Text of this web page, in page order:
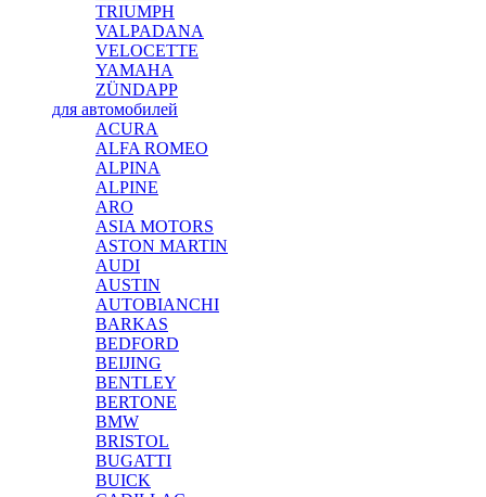
TRIUMPH
VALPADANA
VELOCETTE
YAMAHA
ZÜNDAPP
для автомобилей
ACURA
ALFA ROMEO
ALPINA
ALPINE
ARO
ASIA MOTORS
ASTON MARTIN
AUDI
AUSTIN
AUTOBIANCHI
BARKAS
BEDFORD
BEIJING
BENTLEY
BERTONE
BMW
BRISTOL
BUGATTI
BUICK